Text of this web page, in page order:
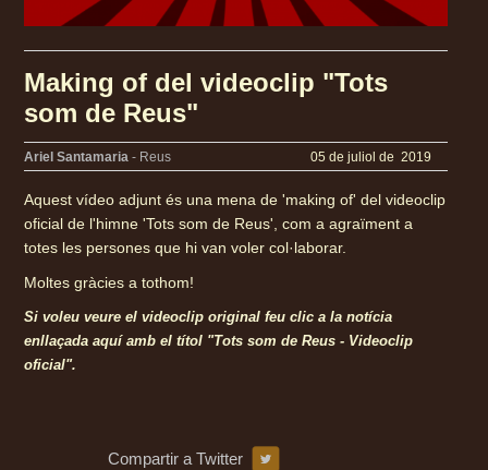
Making of del videoclip "Tots
som de Reus"
Ariel Santamaria - Reus 05 de juliol de 2019
Aquest vídeo adjunt és una mena de 'making of' del videoclip
oficial de l'himne 'Tots som de Reus', com a agraïment a
totes les persones que hi van voler col·laborar.
Moltes gràcies a tothom!
Si voleu veure el videoclip original feu clic a la notícia
enllaçada aquí amb el títol "Tots som de Reus - Videoclip
oficial".
Compartir a Twitter